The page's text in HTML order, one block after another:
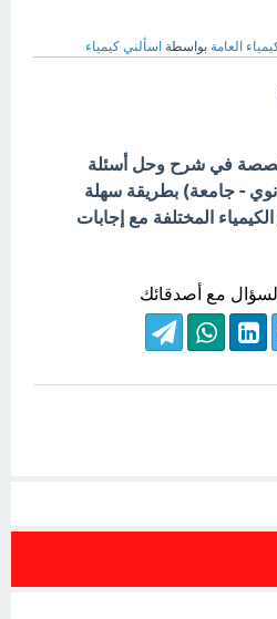
العامة بواسطة اسألني كيمياء
في شرح وحل أسئلة
- جامعة) بطريقة سهلة
المختلفة مع إجابات
مع أصدقائك